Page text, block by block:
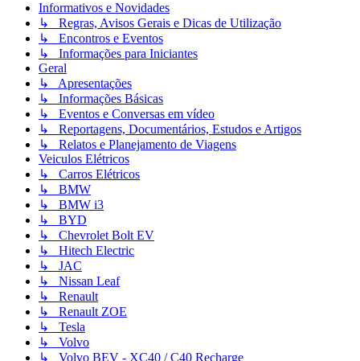
Informativos e Novidades
↳ Regras, Avisos Gerais e Dicas de Utilização
↳ Encontros e Eventos
↳ Informações para Iniciantes
Geral
↳ Apresentações
↳ Informações Básicas
↳ Eventos e Conversas em vídeo
↳ Reportagens, Documentários, Estudos e Artigos
↳ Relatos e Planejamento de Viagens
Veiculos Elétricos
↳ Carros Elétricos
↳ BMW
↳ BMW i3
↳ BYD
↳ Chevrolet Bolt EV
↳ Hitech Electric
↳ JAC
↳ Nissan Leaf
↳ Renault
↳ Renault ZOE
↳ Tesla
↳ Volvo
↳ Volvo BEV - XC40 / C40 Recharge